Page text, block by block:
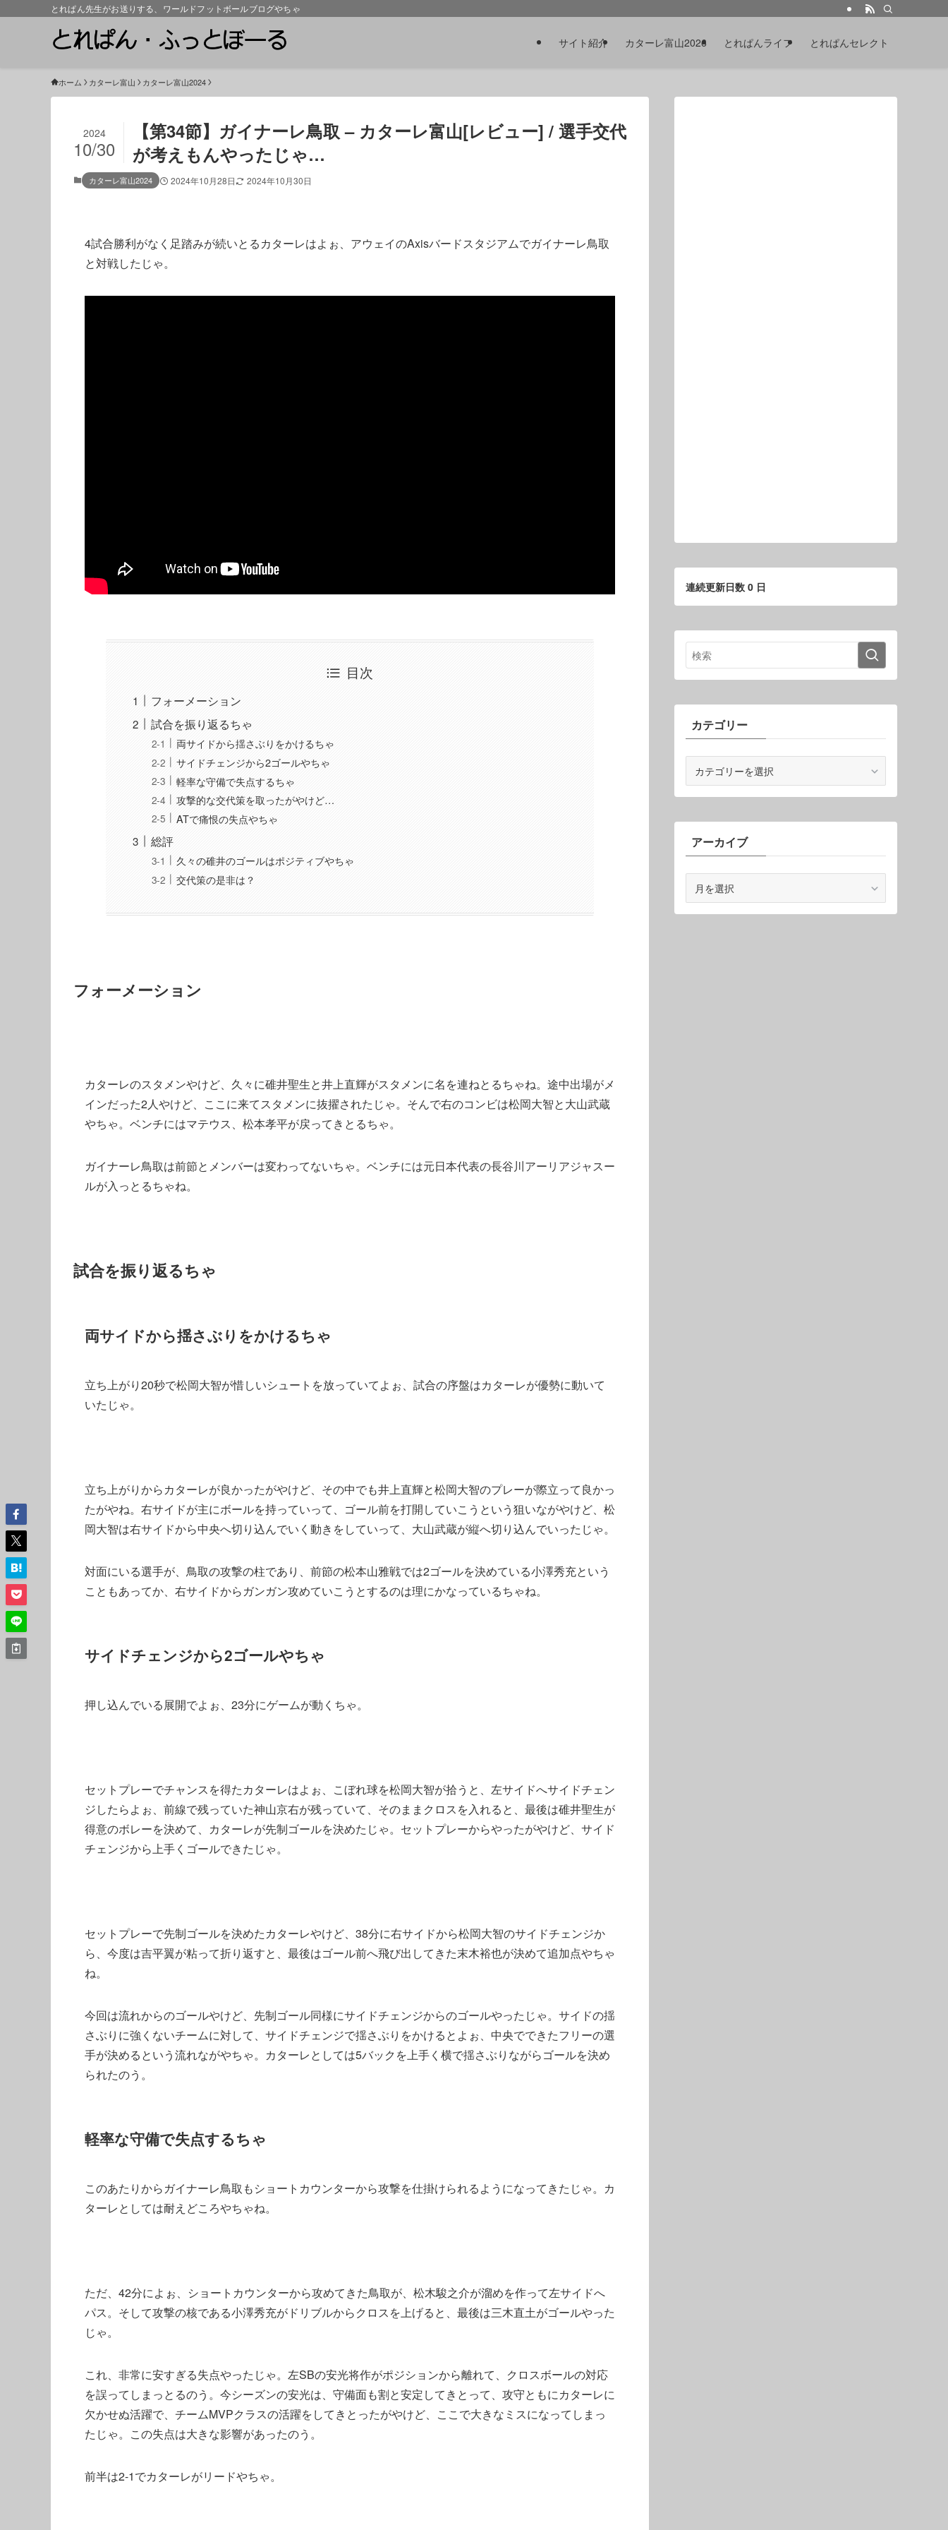
とれぱん先生がお送りする、ワールドフットボールブログやちゃ
サイト紹介 カターレ富山2026 とれぱんライフ とれぱんセレクト
ホーム カターレ富山 カターレ富山2024
【第34節】ガイナーレ鳥取 – カターレ富山[レビュー] / 選手交代
が考えもんやったじゃ…
2024
10/30
カターレ富山2024 2024年10月28日 2024年10月30日
4試合勝利がなく足踏みが続いとるカターレはよぉ、アウェイのAxisバードスタジアムでガイナーレ鳥取
と対戦したじゃ。
目次
フォーメーション
試合を振り返るちゃ
両サイドから揺さぶりをかけるちゃ
サイドチェンジから2ゴールやちゃ
軽率な守備で失点するちゃ
攻撃的な交代策を取ったがやけど…
ATで痛恨の失点やちゃ
総評
久々の碓井のゴールはポジティブやちゃ
交代策の是非は？
フォーメーション
カターレのスタメンやけど、久々に碓井聖生と井上直輝がスタメンに名を連ねとるちゃね。途中出場がメ
インだった2人やけど、ここに来てスタメンに抜擢されたじゃ。そんで右のコンビは松岡大智と大山武蔵
やちゃ。ベンチにはマテウス、松本孝平が戻ってきとるちゃ。
ガイナーレ鳥取は前節とメンバーは変わってないちゃ。ベンチには元日本代表の長谷川アーリアジャスー
ルが入っとるちゃね。
試合を振り返るちゃ
両サイドから揺さぶりをかけるちゃ
立ち上がり20秒で松岡大智が惜しいシュートを放っていてよぉ、試合の序盤はカターレが優勢に動いて
いたじゃ。
立ち上がりからカターレが良かったがやけど、その中でも井上直輝と松岡大智のプレーが際立って良かっ
たがやね。右サイドが主にボールを持っていって、ゴール前を打開していこうという狙いながやけど、松
岡大智は右サイドから中央へ切り込んでいく動きをしていって、大山武蔵が縦へ切り込んでいったじゃ。
対面にいる選手が、鳥取の攻撃の柱であり、前節の松本山雅戦では2ゴールを決めている小澤秀充という
こともあってか、右サイドからガンガン攻めていこうとするのは理にかなっているちゃね。
サイドチェンジから2ゴールやちゃ
押し込んでいる展開でよぉ、23分にゲームが動くちゃ。
セットプレーでチャンスを得たカターレはよぉ、こぼれ球を松岡大智が拾うと、左サイドへサイドチェン
ジしたらよぉ、前線で残っていた神山京右が残っていて、そのままクロスを入れると、最後は碓井聖生が
得意のボレーを決めて、カターレが先制ゴールを決めたじゃ。セットプレーからやったがやけど、サイド
チェンジから上手くゴールできたじゃ。
セットプレーで先制ゴールを決めたカターレやけど、38分に右サイドから松岡大智のサイドチェンジか
ら、今度は吉平翼が粘って折り返すと、最後はゴール前へ飛び出してきた末木裕也が決めて追加点やちゃ
ね。
今回は流れからのゴールやけど、先制ゴール同様にサイドチェンジからのゴールやったじゃ。サイドの揺
さぶりに強くないチームに対して、サイドチェンジで揺さぶりをかけるとよぉ、中央でできたフリーの選
手が決めるという流れながやちゃ。カターレとしては5バックを上手く横で揺さぶりながらゴールを決め
られたのう。
軽率な守備で失点するちゃ
このあたりからガイナーレ鳥取もショートカウンターから攻撃を仕掛けられるようになってきたじゃ。カ
ターレとしては耐えどころやちゃね。
ただ、42分によぉ、ショートカウンターから攻めてきた鳥取が、松木駿之介が溜めを作って左サイドへ
パス。そして攻撃の核である小澤秀充がドリブルからクロスを上げると、最後は三木直土がゴールやった
じゃ。
これ、非常に安すぎる失点やったじゃ。左SBの安光将作がポジションから離れて、クロスボールの対応
を誤ってしまっとるのう。今シーズンの安光は、守備面も割と安定してきとって、攻守ともにカターレに
欠かせぬ活躍で、チームMVPクラスの活躍をしてきとったがやけど、ここで大きなミスになってしまっ
たじゃ。この失点は大きな影響があったのう。
前半は2-1でカターレがリードやちゃ。
連続更新日数 0 日
カテゴリー
ゴ
ー
アーカイブ
カ